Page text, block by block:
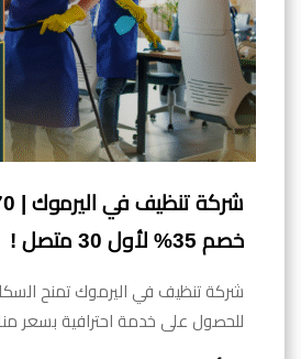
خصم 35% لأول 30 متصل !
شركة تنظيف في اليرموك تمنح
للحصول على خدمة احترافية بسعر